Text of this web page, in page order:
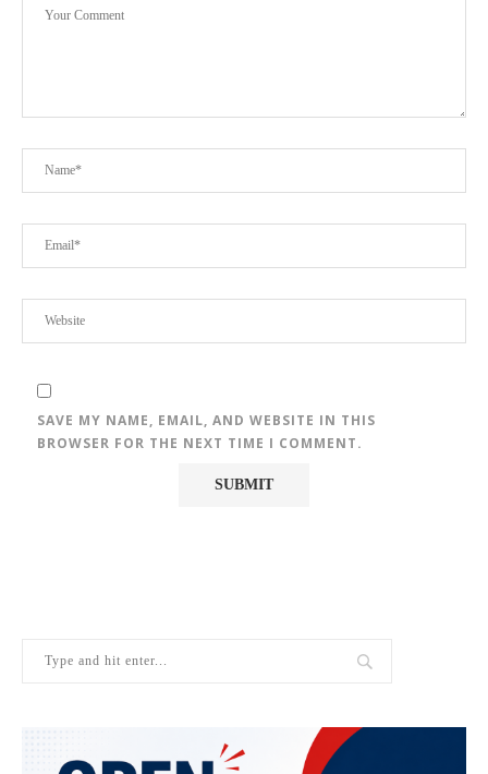
SAVE MY NAME, EMAIL, AND WEBSITE IN THIS
BROWSER FOR THE NEXT TIME I COMMENT.